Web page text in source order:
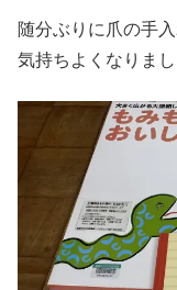
随分ぶりに爪の手
気持ちよくなりまし